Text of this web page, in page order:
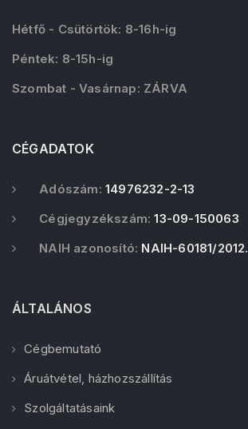
Hétfő - Csütörtök: 8-16h-ig
Péntek: 8-15h-ig
Szombat - Vasárnap: ZÁRVA
CÉGADATOK
Adószám: 14976232-2-13
Cégjegyzékszám: 13-09-150063
NAIH azonosító: NAIH-60181/2012.
ÁLTALÁNOS
Cégbemutató
Áruátvétel, házhozszállítás
Szolgáltatásaink